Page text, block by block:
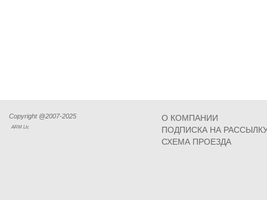
Copyright @2007-2025
ARM Llc
О КОМПАНИИ
ПОДПИСКА НА
СХЕМА ПРОЕЗДА